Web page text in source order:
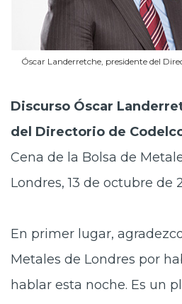
Óscar Landerretche, presidente del
Discurso Óscar
del Directorio de
Cena de la Bolsa de
Londres, 13 de octubre de
En primer lugar,
Metales de Londres por
hablar esta noche. Es un